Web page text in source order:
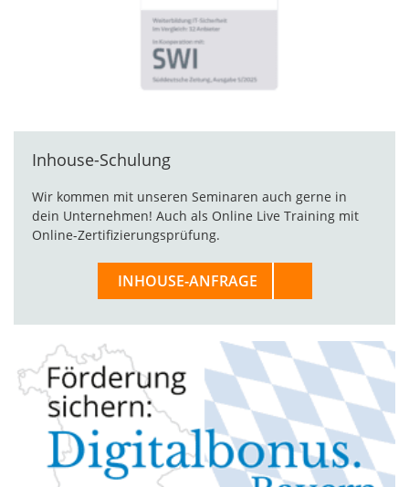
Inhouse-Schulung
Wir kommen mit unseren Seminaren auch gerne in
dein Unternehmen! Auch als Online Live Training mit
Online-Zertifizierungsprüfung.
INHOUSE-ANFRAGE